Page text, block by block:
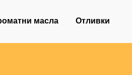
масла Отливки